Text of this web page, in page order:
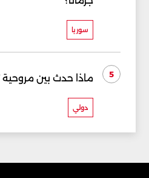
سوريا
5 ماذا حدث بين مروحية
دولي